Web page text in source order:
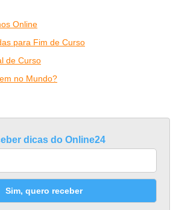
Online
para Fim de Curso
de Curso
no Mundo?
dicas do Online24
Sim, quero receber